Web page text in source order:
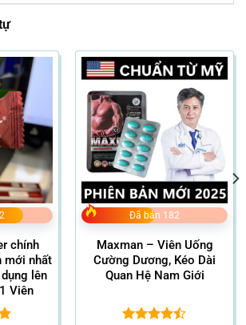
chính
mới nhất
lên
Viên
Đã bán 182
Maxman – Viên Uống
Cường Dương, Kéo Dài
Quan Hệ Nam Giới